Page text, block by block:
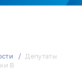
Депутаты
В